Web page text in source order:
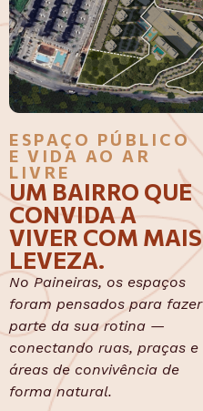
ESPAÇO PÚBLICO
E VIDA AO AR
LIVRE
UM BAIRRO QUE
CONVIDA A
VIVER COM MAIS
LEVEZA.
No Paineiras, os espaços
foram pensados para fazer
parte da sua rotina —
conectando ruas, praças e
áreas de convivência de
forma natural.